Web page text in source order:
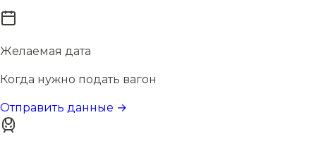
Желаемая дата
Когда нужно подать вагон
Отправить данные →